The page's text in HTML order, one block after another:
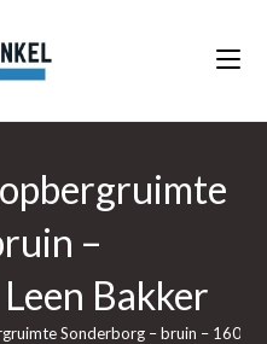
–
Bakker
Sonderborg – bruin –